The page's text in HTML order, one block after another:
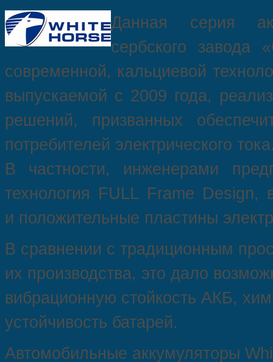
Данная серия
сербского завода
«
современной, кальциевой
выпускаемой с 2009 года,
решений, призванных
потребителей электрического
В частности, инженерами
технология FULL Frame Design,
и положительные пластины
В сравнении с традиционным
их производства, это дало
вибрационную стойкость АКБ,
устойчивость батарей.
Автомобильные аккумуляторы